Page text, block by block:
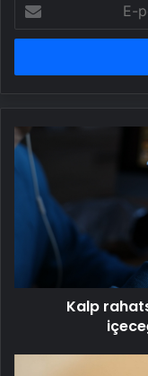
posta
adresinizi
Kalp
rahatsızlığı
olan
çocuklar,
enerji
içeceğinden
Kalp